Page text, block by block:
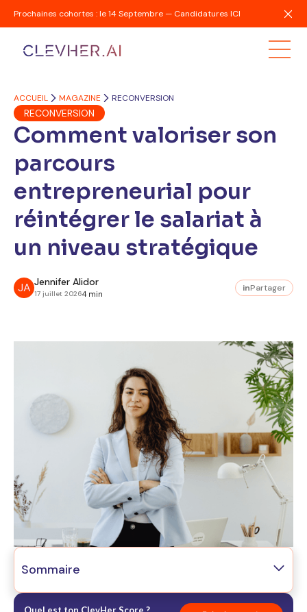
Prochaines cohortes : le 14 Septembre — Candidatures ICI
ACCUEIL MAGAZINE RECONVERSION
RECONVERSION
Comment valoriser son
parcours
entrepreneurial pour
réintégrer le salariat à
un niveau stratégique
JA Jennifer Alidor
17 juillet 20264 min
inPartager
Sommaire
Le constat
01
Pourquoi c'est structurel